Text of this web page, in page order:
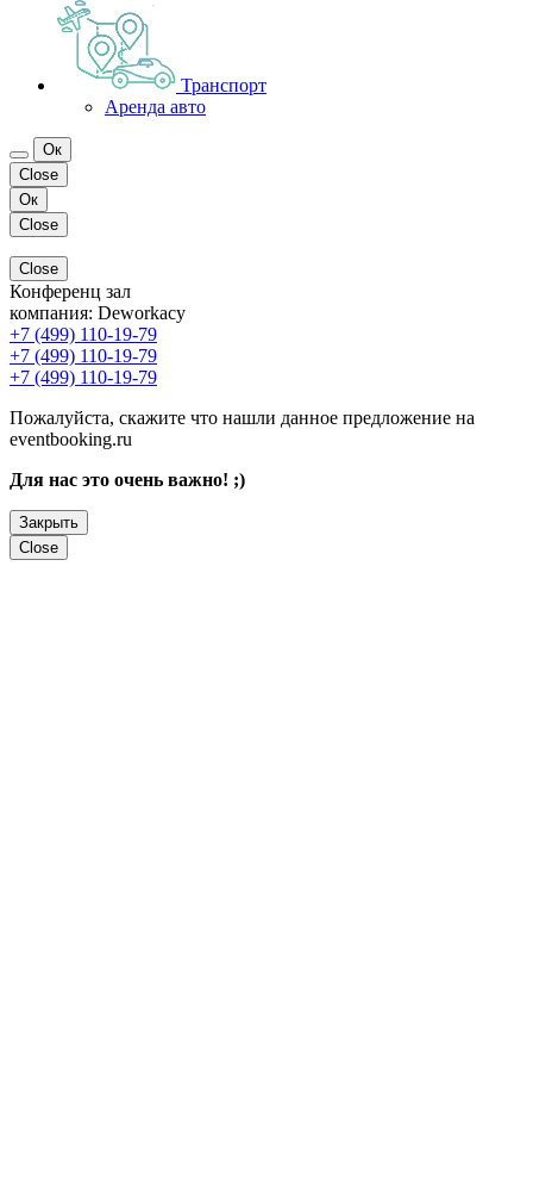
Транспорт
Аренда авто
Ок
Close
Ок
Close
Close
Конференц зал
компания: Deworkacy
+7 (499) 110-19-79
+7 (499) 110-19-79
+7 (499) 110-19-79
Пожалуйста, скажите что нашли данное предложение на
eventbooking.ru
Для нас это очень важно! ;)
Закрыть
Close